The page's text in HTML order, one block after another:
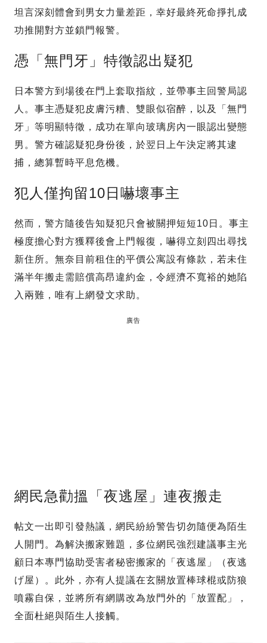
坦言深刻體會到男女力量差距，幸好最終死命掙扎成
功推開對方並鎖門報警。
憑「無門牙」特徵認出疑犯
日本警方到場後在門上套取指紋，並帶事主回警局認
人。事主憑疑犯皮膚污糟、雙眼似宿醉，以及「無門
牙」等明顯特徵，成功在單向玻璃房內一眼認出變態
男。警方確認疑犯身份後，於翌日上午決定將其逮
捕，總算暫時平息危機。
犯人僅拘留10日嚇壞事主
然而，警方隨後告知疑犯只會被關押短短10日。事主
極度擔心對方獲釋後會上門報復，嚇得立刻四出尋找
新住所。無奈目前租住的平價公寓設有條款，若未住
滿半年搬走需賠償高昂違約金，令經濟不寬裕的她陷
入兩難，唯有上網發文求助。
廣告
網民急勸搵「夜逃屋」連夜搬走
帖文一出即引發熱議，網民紛紛警告切勿隨便為陌生
人開門。為解決搬家難題，多位網民強烈建議事主光
顧日本專門協助受害者秘密搬家的「夜逃屋」（夜逃
げ屋）。此外，亦有人提議在玄關放置棒球棍或防狼
噴霧自保，並將所有網購改為放門外的「放置配」，
全面杜絕與陌生人接觸。